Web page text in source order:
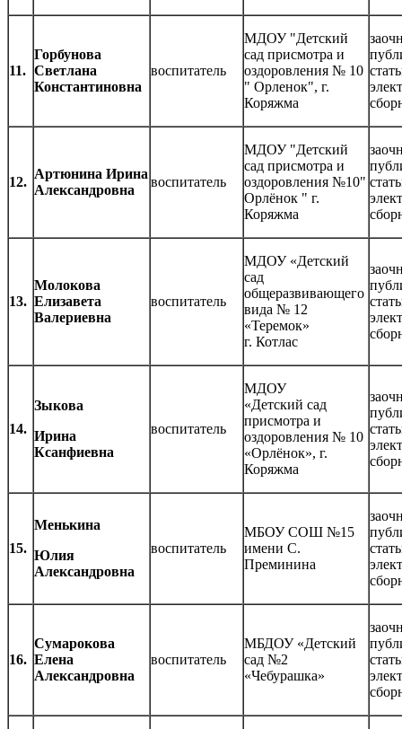
11.
Горбунова
Светлана
Константиновна
воспитатель
МДОУ "Детский
сад присмотра и
оздоровления № 10
" Орленок", г.
Коряжма
12.
Артюнина Ирина
Александровна
воспитатель
МДОУ "Детский
сад присмотра и
оздоровления №10"
Орлёнок " г.
Коряжма
13.
Молокова
Елизавета
Валериевна
воспитатель
МДОУ «Детский
сад
общеразвивающего
вида № 12
«Теремок»
г. Котлас
14.
Зыкова
Ирина
Ксанфиевна
воспитатель
МДОУ
«Детский сад
присмотра и
оздоровления № 10
«Орлёнок», г.
Коряжма
15.
Менькина
Юлия
Александровна
воспитатель
МБОУ СОШ №15
имени С.
Преминина
16.
Сумарокова
Елена
Александровна
воспитатель
МБДОУ «Детский
сад №2
«Чебурашка»